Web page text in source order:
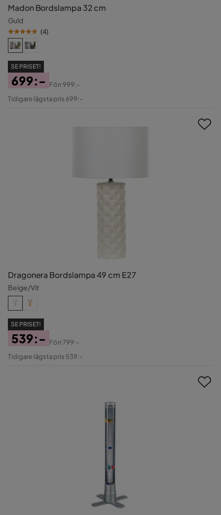
Madon Bordslampa 32 cm
Guld
(4)
SE PRISET!
Pris
699:-
Original
Förr999:-
Tidigare lägsta pris 699:-
Dragonera Bordslampa 49 cm E27
Beige/Vit
SE PRISET!
Pris
539:-
Original
Förr799:-
Tidigare lägsta pris 539:-